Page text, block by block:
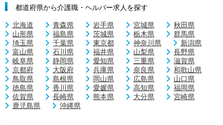
都道府県から介護職・ヘルパー求人を探す
北海道 青森県 岩手県 宮城県
秋田県
山形県
福島県 茨城県 栃木県
群馬県
埼玉県
千葉県 東京都 神奈川県
新潟県
富山県
石川県 福井県 山梨県
長野県
岐阜県
静岡県 愛知県 三重県
滋賀県
京都府
大阪府 兵庫県 奈良県
和歌山県
鳥取県
島根県 岡山県 広島県
山口県
徳島県
香川県 愛媛県 高知県
福岡県
佐賀県
長崎県 熊本県 大分県
宮崎県
鹿児島県
沖縄県